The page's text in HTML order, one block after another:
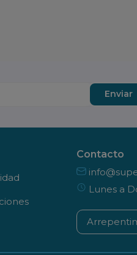
Enviar
Contacto
Lunes a